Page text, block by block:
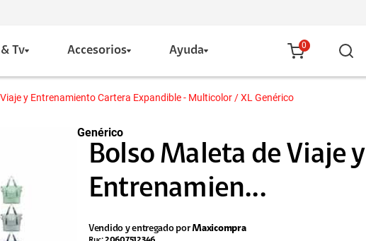
Tv Accesorios Ayuda 0
y Entrenamiento Cartera Expandible - Multicolor / XL Genérico
Genérico
Bolso Maleta de Viaje y
Entrenamien...
Vendido y entregado porMaxicompra